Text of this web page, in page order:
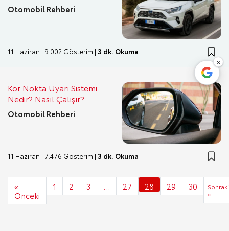
Otomobil Rehberi
11 Haziran | 9.002 Gösterim | 3 dk. Okuma
Kör Nokta Uyarı Sistemi
Nedir? Nasıl Çalışır?
Otomobil Rehberi
11 Haziran | 7.476 Gösterim | 3 dk. Okuma
«
Önceki
1 2 3 27 28 29 30
Sonraki
»
×